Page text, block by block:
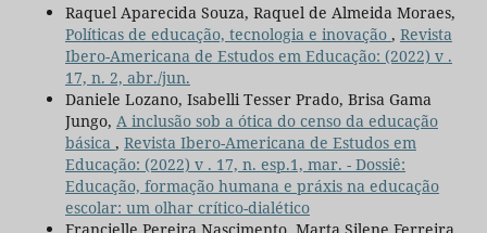
Raquel Aparecida Souza, Raquel de Almeida Moraes,
Políticas de educação, tecnologia e inovação , Revista
Ibero-Americana de Estudos em Educação: (2022) v .
17, n. 2, abr./jun.
Daniele Lozano, Isabelli Tesser Prado, Brisa Gama
Jungo, A inclusão sob a ótica do censo da educação
básica , Revista Ibero-Americana de Estudos em
Educação: (2022) v . 17, n. esp.1, mar. - Dossiê:
Educação, formação humana e práxis na educação
escolar: um olhar crítico-dialético